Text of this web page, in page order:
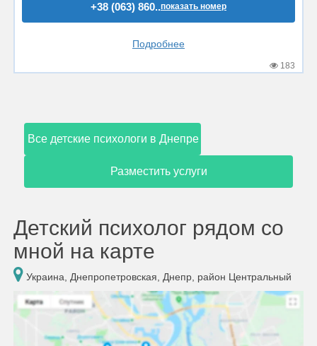
+38 (063) 860..показать номер
Подробнее
183
Все детские психологи в Днепре
Разместить услуги
Детский психолог рядом со
мной на карте
Украина, Днепропетровская, Днепр, район Центральный